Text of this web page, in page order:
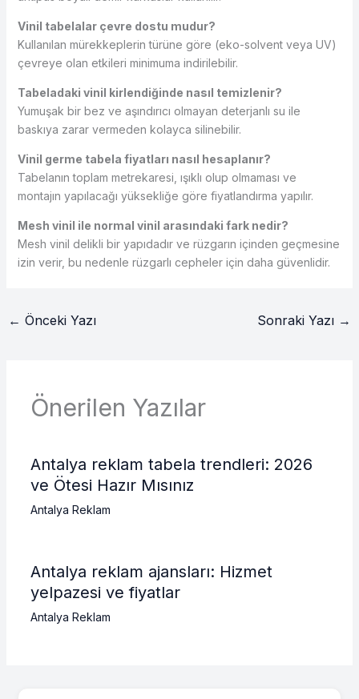
Vinil tabelalar çevre dostu mudur?
Kullanılan mürekkeplerin türüne göre (eko-solvent veya UV)
çevreye olan etkileri minimuma indirilebilir.
Tabeladaki vinil kirlendiğinde nasıl temizlenir?
Yumuşak bir bez ve aşındırıcı olmayan deterjanlı su ile
baskıya zarar vermeden kolayca silinebilir.
Vinil germe tabela fiyatları nasıl hesaplanır?
Tabelanın toplam metrekaresi, ışıklı olup olmaması ve
montajın yapılacağı yüksekliğe göre fiyatlandırma yapılır.
Mesh vinil ile normal vinil arasındaki fark nedir?
Mesh vinil delikli bir yapıdadır ve rüzgarın içinden geçmesine
izin verir, bu nedenle rüzgarlı cepheler için daha güvenlidir.
← Önceki Yazı Sonraki Yazı →
Önerilen Yazılar
Antalya reklam tabela trendleri: 2026
ve Ötesi Hazır Mısınız
Antalya Reklam
Antalya reklam ajansları: Hizmet
yelpazesi ve fiyatlar
Antalya Reklam